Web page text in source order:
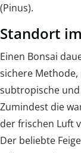
(Pinus).
Standort
Einen Bonsai
sichere
subtropische
Zumindest die
der frischen Luft
Der beliebte